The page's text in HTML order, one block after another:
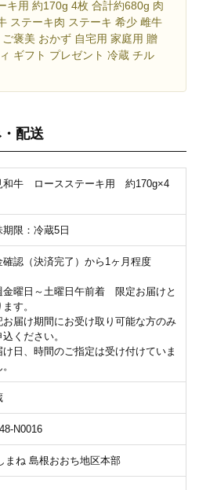
キ用 約170g 4枚 合計約680g 肉
ステーキ肉 ステーキ 希少 雌牛
褒美 おかず 自宅用 家庭用 贈
ギフト プレゼント 冷蔵 チル
配送
和牛 ロースステーキ用 約170g×4
期限：冷蔵5日
確認（決済完了）から1ヶ月程度
金曜日～土曜日午前着 限定お届けと
す。
お届け期間にお受け取り可能な方のみ
込ください。
け日、時間のご指定は受け付けていま
N0016
まね 島根おおち地区本部